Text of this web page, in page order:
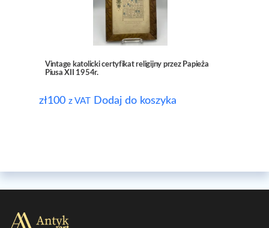
Vintage katolicki certyfikat religijny przez Papieża
Piusa XII 1954r.
zł100 z VAT Dodaj do koszyka